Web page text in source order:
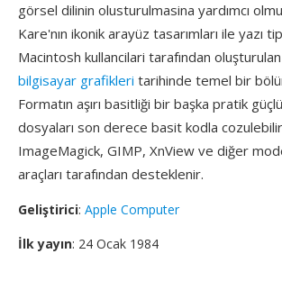
görsel dilinin olusturulmasina yardımcı
Kare'nın ikonik arayüz tasarımları ile yazı
Macintosh kullancilari tarafından
bilgisayar grafikleri tarihinde temel bir
Formatın aşırı basitliği bir başka pratik
dosyaları son derece basit kodla
ImageMagick, GIMP, XnView ve diğer
araçları tarafından desteklenir.
Geliştirici: Apple Computer
İlk yayın: 24 Ocak 1984